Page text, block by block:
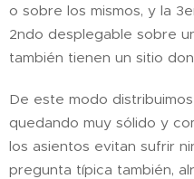
o sobre los mismos, y la
2ndo desplegable sobre
también tienen un sitio
De este modo
quedando muy sólido y
los asientos evitan sufrir
pregunta típica también,